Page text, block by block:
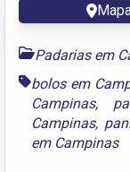
Padarias em
bolos em
Campinas,
Campinas,
em Campinas